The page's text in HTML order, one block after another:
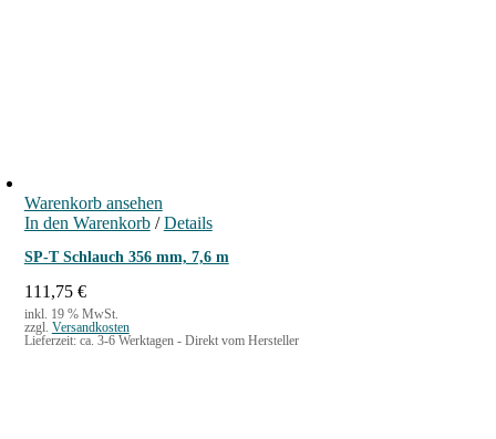
Warenkorb ansehen
In den Warenkorb / Details
SP-T Schlauch 356 mm, 7,6 m
111,75 €
inkl. 19 % MwSt.
zzgl. Versandkosten
Lieferzeit: ca. 3-6 Werktagen - Direkt vom Hersteller